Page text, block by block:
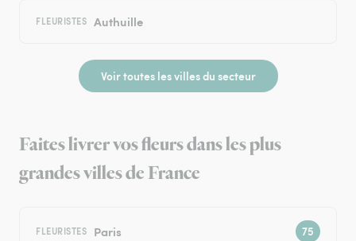
FLEURISTES Authuille
Voir toutes les villes du secteur
Faites livrer vos fleurs dans les plus
grandes villes de France
FLEURISTES Paris